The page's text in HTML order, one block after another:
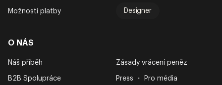
Možnosti platby Designer
O NÁS
Náš příběh
B2B Spolupráce
Zásady vrácení peněz
Press ・ Pro média